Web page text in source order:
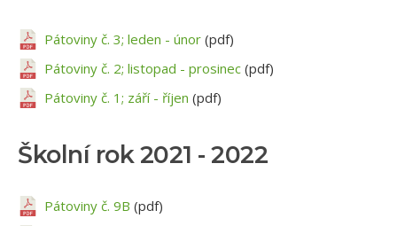
AKTUALITY
FOTOGALERIE
KONTAKTY
Pátoviny č. 3; leden - únor (pdf)
Pátoviny č. 2; listopad - prosinec (pdf)
Pátoviny č. 1; září - říjen (pdf)
Školní rok 2021 - 2022
Pátoviny č. 9B (pdf)